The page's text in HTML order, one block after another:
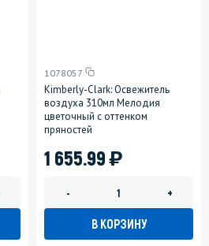
1078057
Kimberly-Clark: Освежитель
воздуха 310мл Мелодия
цветочный с оттенком
пряностей
1 655.99)
- +
В КОРЗИНУ